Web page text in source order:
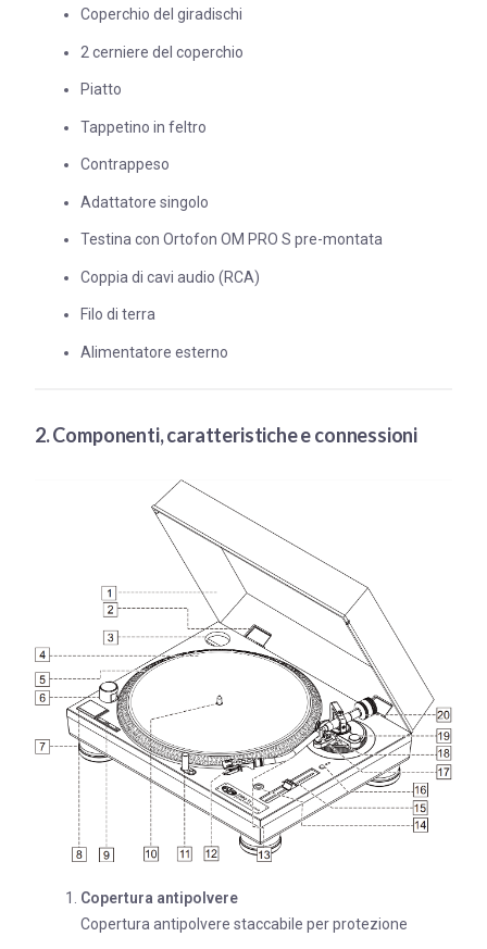
Coperchio del giradischi
2 cerniere del coperchio
Piatto
Tappetino in feltro
Contrappeso
Adattatore singolo
Testina con Ortofon OM PRO S pre-montata
Coppia di cavi audio (RCA)
Filo di terra
Alimentatore esterno
2. Componenti, caratteristiche e connessioni
Copertura antipolvere
Copertura antipolvere staccabile per protezione